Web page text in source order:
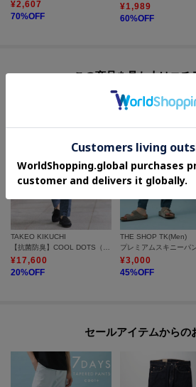
【1】再入荷通知や、値下げ情報・在庫状況を
【2】マイページでお気に入り一覧をチェック
トが作れます。
＝＝＝＝＝＝＝＝＝＝＝＝＝＝＝＝＝＝＝＝＝＝
¥2,607
70%OFF
¥1,989
60%OFF
この商品を見た人はコチ
チェックしていま
TAKEO KIKUCHI
【抗菌防臭】COOL DOTS（R）ドビープリント パンツ
¥17,600
20%OFF
THE SHOP TK(Men)
¥3,000
45%OFF
セールアイテムからの